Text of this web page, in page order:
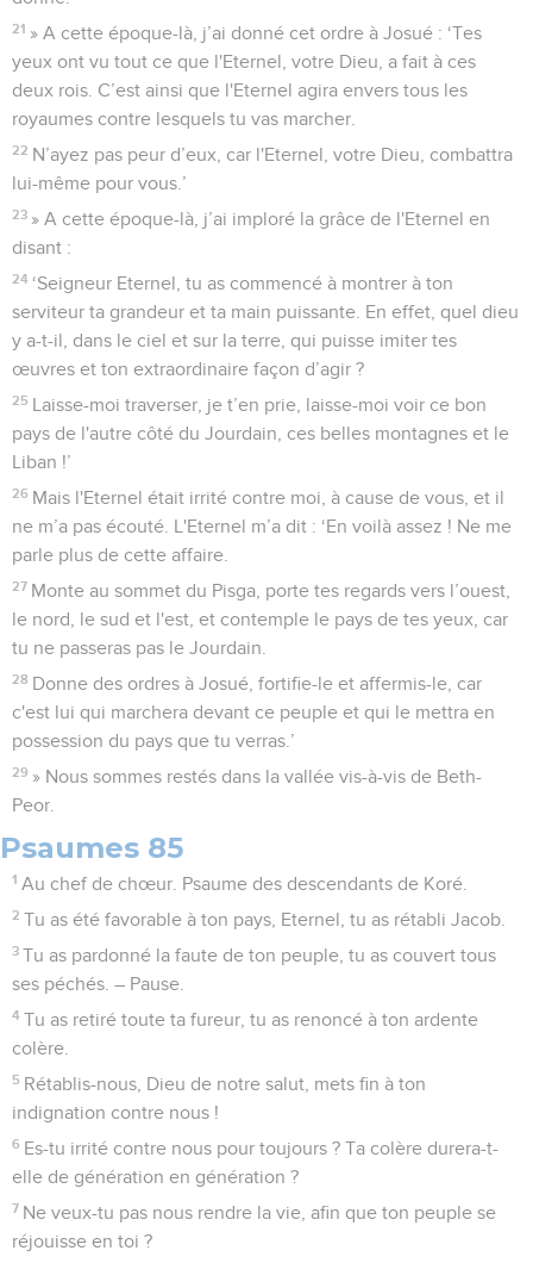
21 » A cette époque-là, j’ai donné cet ordre à Josué : ‘Tes
yeux ont vu tout ce que l'Eternel, votre Dieu, a fait à ces
deux rois. C’est ainsi que l'Eternel agira envers tous les
royaumes contre lesquels tu vas marcher.
22 N’ayez pas peur d’eux, car l'Eternel, votre Dieu, combattra
lui-même pour vous.’
23 » A cette époque-là, j’ai imploré la grâce de l'Eternel en
disant :
24 ‘Seigneur Eternel, tu as commencé à montrer à ton
serviteur ta grandeur et ta main puissante. En effet, quel dieu
y a-t-il, dans le ciel et sur la terre, qui puisse imiter tes
œuvres et ton extraordinaire façon d’agir ?
25 Laisse-moi traverser, je t’en prie, laisse-moi voir ce bon
pays de l'autre côté du Jourdain, ces belles montagnes et le
Liban !’
26 Mais l'Eternel était irrité contre moi, à cause de vous, et il
ne m’a pas écouté. L'Eternel m’a dit : ‘En voilà assez ! Ne me
parle plus de cette affaire.
27 Monte au sommet du Pisga, porte tes regards vers l’ouest,
le nord, le sud et l'est, et contemple le pays de tes yeux, car
tu ne passeras pas le Jourdain.
28 Donne des ordres à Josué, fortifie-le et affermis-le, car
c'est lui qui marchera devant ce peuple et qui le mettra en
possession du pays que tu verras.’
29 » Nous sommes restés dans la vallée vis-à-vis de Beth-
Peor.
Psaumes 85
1 Au chef de chœur. Psaume des descendants de Koré.
2 Tu as été favorable à ton pays, Eternel, tu as rétabli Jacob.
3 Tu as pardonné la faute de ton peuple, tu as couvert tous
ses péchés. – Pause.
4 Tu as retiré toute ta fureur, tu as renoncé à ton ardente
colère.
5 Rétablis-nous, Dieu de notre salut, mets fin à ton
indignation contre nous !
6 Es-tu irrité contre nous pour toujours ? Ta colère durera-t-
elle de génération en génération ?
7 Ne veux-tu pas nous rendre la vie, afin que ton peuple se
réjouisse en toi ?